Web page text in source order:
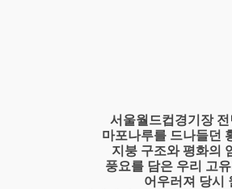
서울월드컵경기장
마포나루를 드나들던
지붕 구조와 평화의
풍요를 담은 우리 고
어우러져 당시